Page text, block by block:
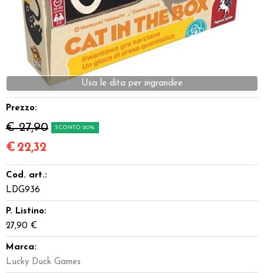
Dadi
Accessori
Giocattoli e Gadget
Offerte del Dragone
Usa le dita per ingrandire
Prezzo:
€ 27,90 SCONTO 20%
€ 22,32
Cod. art.:
LDG936
P. Listino:
27,90 €
Marca:
Lucky Duck Games